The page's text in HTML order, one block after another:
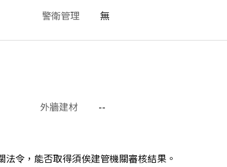
警衛管理 無
外牆建材 --
法令，能否取得須俟建管機關審核結果。